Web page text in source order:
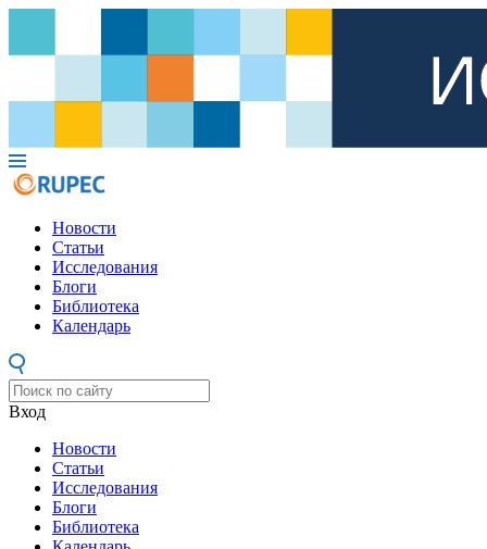
Новости
Статьи
Исследования
Блоги
Библиотека
Календарь
Вход
Новости
Статьи
Исследования
Блоги
Библиотека